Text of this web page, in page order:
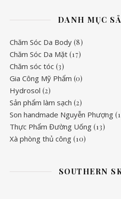
DANH MỤC
Chăm Sóc Da Body (8)
Chăm Sóc Da Mặt (17)
Chăm sóc tóc (3)
Gia Công Mỹ Phẩm (0)
Hydrosol (2)
Sản phẩm làm sạch (2)
Son handmade Nguyễn Phượng
Thực Phẩm Đường Uống (13)
Xà phòng thủ công (10)
SOUTHERN